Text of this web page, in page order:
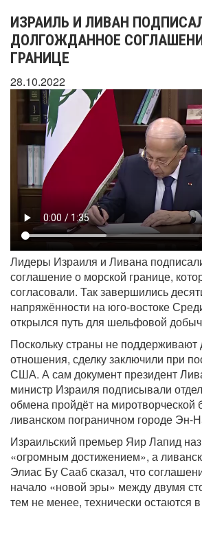
ИЗРАИЛЬ И ЛИВАН
ДОЛГОЖДАННОЕ
ГРАНИЦЕ
28.10.2022
Лидеры Израиля и Ливана
соглашение о морской границе,
согласовали. Так завершились
напряжённости на юго-востоке
открылся путь для шельфовой
Поскольку страны не поддерживают
отношения, сделку заключили при
США. А сам документ президент
министр Израиля подписывали
обмена пройдёт на
ливанском пограничном городе Эн-
Израильский премьер Яир Лапид
«огромным достижением», а
Элиас Бу Сааб сказал, что
начало «новой эры» между двумя
тем не менее, технически остаются